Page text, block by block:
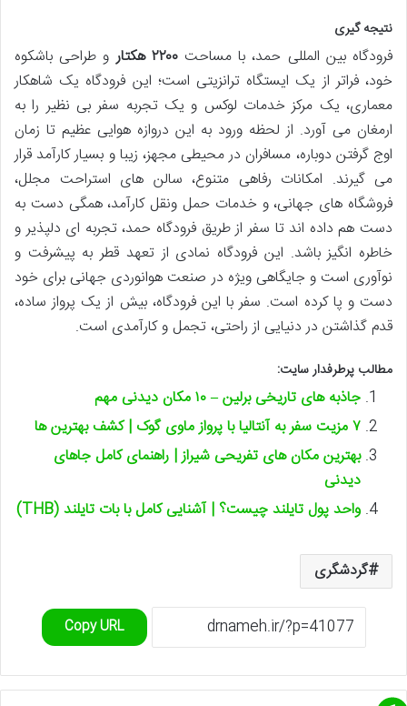
نتیجه گیری
فرودگاه بین المللی حمد، با مساحت۲۲۰۰ هکتار
و طراحی باشکوه
خود، فراتر از یک ایستگاه ترانزیتی است؛ این فرودگاه یک شاهکار
معماری، یک مرکز خدمات لوکس و یک تجربه سفر بی نظیر را به
ارمغان می آورد. از لحظه ورود به این دروازه هوایی عظیم تا زمان
اوج گرفتن دوباره، مسافران در محیطی مجهز، زیبا و بسیار کارآمد قرار
می گیرند. امکانات رفاهی متنوع، سالن های استراحت مجلل،
فروشگاه های جهانی، و خدمات حمل ونقل کارآمد، همگی دست به
دست هم داده اند تا سفر از طریق فرودگاه حمد، تجربه ای دلپذیر و
خاطره انگیز باشد. این فرودگاه نمادی از تعهد قطر به پیشرفت و
نوآوری است و جایگاهی ویژه در صنعت هوانوردی جهانی برای خود
دست و پا کرده است. سفر با این فرودگاه، بیش از یک پرواز ساده،
قدم گذاشتن در دنیایی از راحتی، تجمل و کارآمدی است.
مطالب پرطرفدار سایت:
جاذبه های تاریخی برلین – ۱۰ مکان دیدنی مهم
۷ مزیت سفر به آنتالیا با پرواز ماوی گوک | کشف بهترین ها
بهترین مکان های تفریحی شیراز | راهنمای کامل جاهای
دیدنی
واحد پول تایلند چیست؟ | آشنایی کامل با بات تایلند (THB)
گردشگری
Copy URL